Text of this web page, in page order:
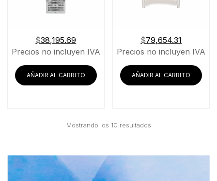
$38,195.69
Precios no incluyen IVA
AÑADIR AL CARRITO
$79,654.31
Precios no incluyen IVA
AÑADIR AL CARRITO
Mostrando los 10 resultadosOrdenado